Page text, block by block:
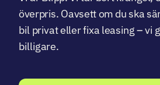
överpris. Oavsett om du ska
bil privat eller fixa leasing – vi
billigare.